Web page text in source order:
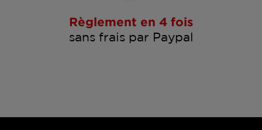
Règlement en 4 fois
sans frais par Paypal